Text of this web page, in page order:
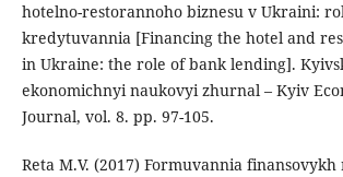
hotelno-restorannoho biznesu v Ukraini:
kredytuvannia [Financing the hotel and
in Ukraine: the role of bank lending].
ekonomichnyi naukovyi zhurnal – Kyiv
Journal, vol. 8. pp. 97-105.
Reta M.V. (2017) Formuvannia